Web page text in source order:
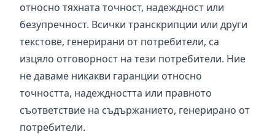
относно тяхната точност, надеждност или
безупречност. Всички транскрипции или други
текстове, генерирани от потребители, са
изцяло отговорност на тези потребители. Ние
не даваме никакви гаранции относно
точността, надеждността или правното
съответствие на съдържанието, генерирано от
потребители.